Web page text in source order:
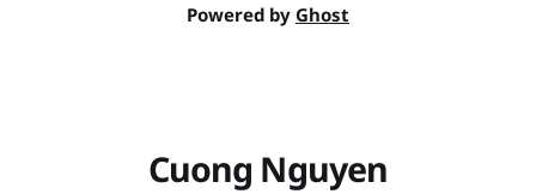
Powered by Ghost
Cuong Nguyen